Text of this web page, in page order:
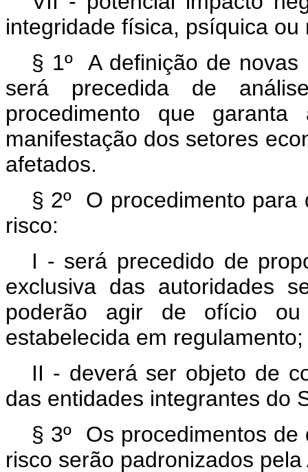
integridade física, psíquica
§ 1º A definição de
será precedida de
procedimento que
manifestação dos setores
afetados.
§ 2º O procedimento para
risco:
I - será precedido de
exclusiva das autoridades
poderão agir de ofício ou
estabelecida em regulamento;
II - deverá ser objeto de
das entidades integrantes do
§ 3º Os procedimentos
risco serão padronizados pela